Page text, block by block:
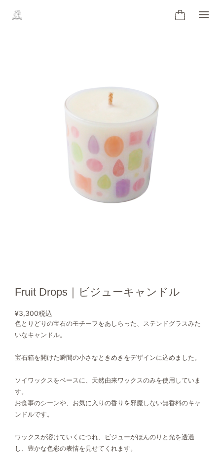
Fruit Drops｜ビジューキャンドル
¥3,300税込
色とりどりの宝石のモチーフをあしらった、ステンドグラスみた
いなキャンドル。
宝石箱を開けた瞬間の小さなときめきをデザインに込めました。
ソイワックスをベースに、天然由来ワックスのみを使用していま
す。
お食事のシーンや、お気に入りの香りを邪魔しない無香料のキャ
ンドルです。
ワックスが溶けていくにつれ、ビジューがほんのりと光を透過
し、豊かな色彩の表情を見せてくれます。